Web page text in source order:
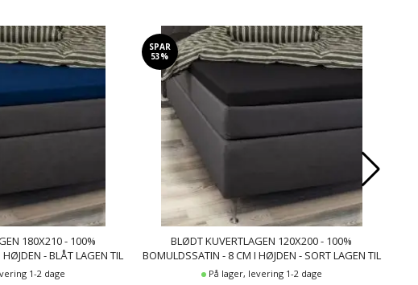
180X210 - 100%
- BLÅT LAGEN TIL
SATIN LAGEN
1-2 dage
SPAR
53%
BLØDT KUVERTLAGEN 120X200 - 100%
BOMULDSSATIN - 8 CM I HØJDEN - SORT LAGEN TIL
TOPMADRAS - BY NIGHT SATIN LAGEN
På lager, levering 1-2 dage